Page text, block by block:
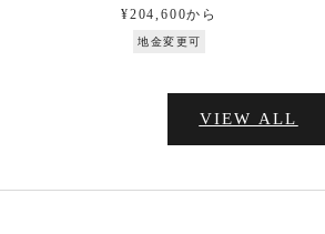
セール価格
¥204,600から
地金変更可
VIEW ALL